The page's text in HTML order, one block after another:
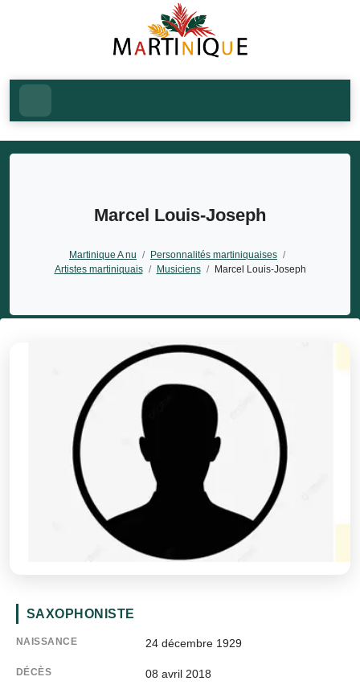
Marcel Louis-Joseph
Martinique A nu / Personnalités martiniquaises /
Artistes martiniquais / Musiciens / Marcel Louis-Joseph
SAXOPHONISTE
NAISSANCE 24 décembre 1929
DÉCÈS 08 avril 2018